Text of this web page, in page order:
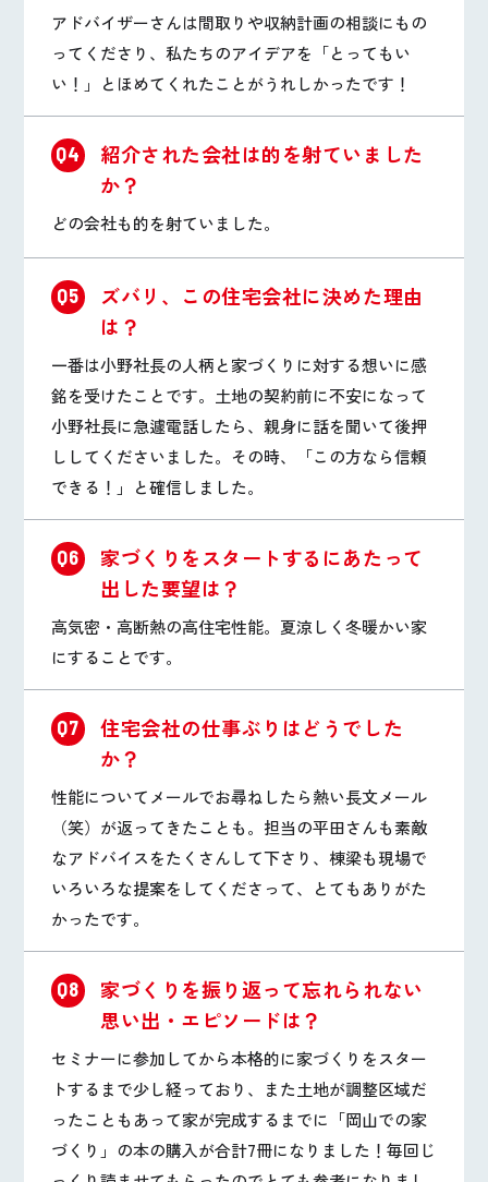
アドバイザーさんは間取りや収納計画の相談にもの
ってくださり、私たちのアイデアを「とってもい
い！」とほめてくれたことがうれしかったです！
Q4
紹介された会社は的を射ていました
か？
どの会社も的を射ていました。
Q5
ズバリ、この住宅会社に決めた理由
は？
一番は小野社長の人柄と家づくりに対する想いに感
銘を受けたことです。土地の契約前に不安になって
小野社長に急遽電話したら、親身に話を聞いて後押
ししてくださいました。その時、「この方なら信頼
できる！」と確信しました。
Q6
家づくりをスタートするにあたって
出した要望は？
高気密・高断熱の高住宅性能。夏涼しく冬暖かい家
にすることです。
Q7
住宅会社の仕事ぶりはどうでした
か？
性能についてメールでお尋ねしたら熱い長文メール
（笑）が返ってきたことも。担当の平田さんも素敵
なアドバイスをたくさんして下さり、棟梁も現場で
いろいろな提案をしてくださって、とてもありがた
かったです。
Q8
家づくりを振り返って忘れられない
思い出・エピソードは？
セミナーに参加してから本格的に家づくりをスター
トするまで少し経っており、また土地が調整区域だ
ったこともあって家が完成するまでに「岡山での家
づくり」の本の購入が合計7冊になりました！毎回じ